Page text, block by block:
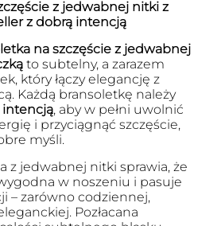
z jedwabnej nitki z
z dobrą intencją
na szczęście z jedwabnej
to subtelny, a zarazem
który łączy elegancję z
Każdą bransoletkę należy
intencją, aby w pełni uwolnić
i przyciągnąć szczęście,
myśli.
z jedwabnej nitki sprawia, że
w noszeniu i pasuje
– zarówno codziennej,
Pozłacana